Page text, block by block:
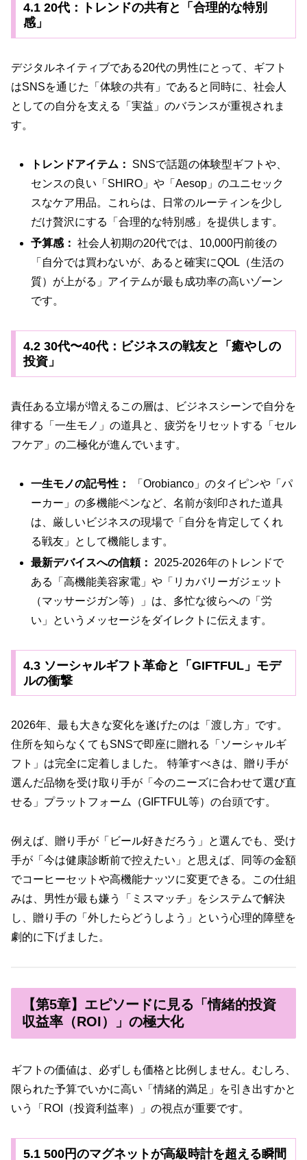
4.1 20代：トレンドの共有と「合理的な特別
感」
デジタルネイティブである20代の男性にとって、ギフト
はSNSを通じた「体験の共有」であると同時に、社会人
としての自分を支える「実益」のバランスが重視されま
す。
トレンドアイテム：
SNSで話題の体験型ギフトや、
センスの良い「SHIRO」や「Aesop」のユニセック
スなケア用品。これらは、日常のルーティンを少し
だけ贅沢にする「合理的な特別感」を提供します。
予算感： 社会人初期の20代では、10,000円前後の
「自分では買わないが、あると確実にQOL（生活の
質）が上がる」アイテムが最も成功率の高いゾーン
です。
4.2 30代〜40代：ビジネスの戦友と「癒やしの
投資」
責任ある立場が増えるこの層は、ビジネスシーンで自分を
律する「一生モノ」の道具と、疲労をリセットする「セル
フケア」の二極化が進んでいます。
一生モノの記号性：
「Orobianco」のタイピンや「パ
ーカー」の多機能ペンなど、名前が刻印された道具
は、厳しいビジネスの現場で「自分を肯定してくれ
る戦友」として機能します。
最新デバイスへの信頼：
2025-2026年のトレンドで
ある「高機能美容家電」や「リカバリーガジェット
（マッサージガン等）」は、多忙な彼らへの「労
い」というメッセージをダイレクトに伝えます。
4.3 ソーシャルギフト革命と「GIFTFUL」モデ
ルの衝撃
2026年、最も大きな変化を遂げたのは「渡し方」です。
住所を知らなくてもSNSで即座に贈れる「ソーシャルギ
フト」は完全に定着しました。 特筆すべきは、贈り手が
選んだ品物を受け取り手が「今のニーズに合わせて選び直
せる」プラットフォーム（GIFTFUL等）の台頭です。
例えば、贈り手が「ビール好きだろう」と選んでも、受け
手が「今は健康診断前で控えたい」と思えば、同等の金額
でコーヒーセットや高機能ナッツに変更できる。この仕組
みは、男性が最も嫌う「ミスマッチ」をシステムで解決
し、贈り手の「外したらどうしよう」という心理的障壁を
劇的に下げました。
【第5章】エピソードに見る「情緒的投資
収益率（ROI）」の極大化
ギフトの価値は、必ずしも価格と比例しません。むしろ、
限られた予算でいかに高い「情緒的満足」を引き出すかと
いう「ROI（投資利益率）」の視点が重要です。
5.1 500円のマグネットが高級時計を超える瞬間